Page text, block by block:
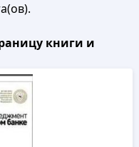
книги и